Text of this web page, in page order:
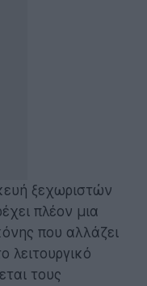
ξεχωριστών
πλέον μια
που αλλάζει
λειτουργικό
τους